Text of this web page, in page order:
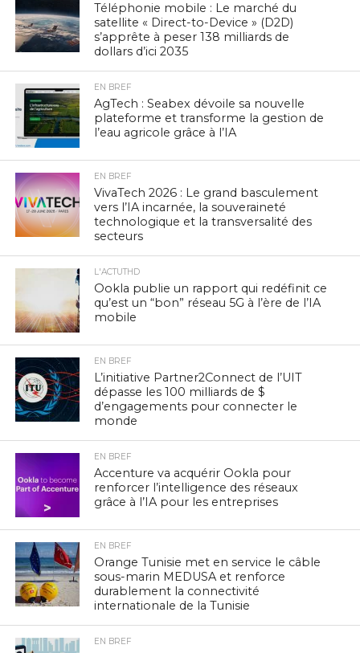
Téléphonie mobile : Le marché du
satellite « Direct-to-Device » (D2D)
s’apprête à peser 138 milliards de
dollars d’ici 2035
EN BREF
AgTech : Seabex dévoile sa nouvelle
plateforme et transforme la gestion de
l’eau agricole grâce à l’IA
EN BREF
VivaTech 2026 : Le grand basculement
vers l’IA incarnée, la souveraineté
technologique et la transversalité des
secteurs
L'ACTUTHD
Ookla publie un rapport qui redéfinit ce
qu’est un “bon” réseau 5G à l’ère de l’IA
mobile
EN BREF
L’initiative Partner2Connect de l’UIT
dépasse les 100 milliards de $
d’engagements pour connecter le
monde
EN BREF
Accenture va acquérir Ookla pour
renforcer l’intelligence des réseaux
grâce à l’IA pour les entreprises
EN BREF
Orange Tunisie met en service le câble
sous-marin MEDUSA et renforce
durablement la connectivité
internationale de la Tunisie
EN BREF